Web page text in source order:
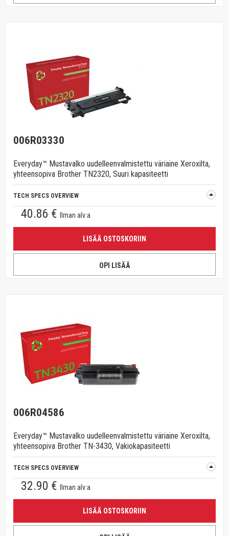
006R03330
Everyday™ Mustavalko uudelleenvalmistettu väriaine Xeroxilta,
yhteensopiva Brother TN2320, Suuri kapasiteetti
TECH SPECS OVERVIEW
40.86 € Ilman alv:a
LISÄÄ OSTOSKORIIN
OPI LISÄÄ
006R04586
Everyday™ Mustavalko uudelleenvalmistettu väriaine Xeroxilta,
yhteensopiva Brother TN-3430, Vakiokapasiteetti
TECH SPECS OVERVIEW
32.90 € Ilman alv:a
LISÄÄ OSTOSKORIIN